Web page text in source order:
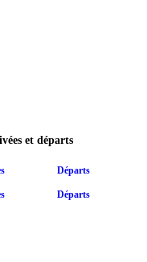
et départs
Départs
Départs